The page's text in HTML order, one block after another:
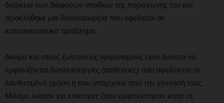
διάρκεια των διάφορων σταδίων της παραγωγής του και
προκλήθηκε μια δυσλειτουργία που οφείλεται σε
κατασκευαστικό πρόβλημα.
Ακόμα και στους ζωντανούς οργανισμούς είναι δυνατό να
εμφανίζονται δυσλειτουργίες (ασθένειες) που οφείλονται σε
λανθασμένη χρήση ή που υπάρχουν από την γέννησή τους.
Μιλάμε λοιπόν για επίκτητες (που εμφανίστηκαν κατά τη